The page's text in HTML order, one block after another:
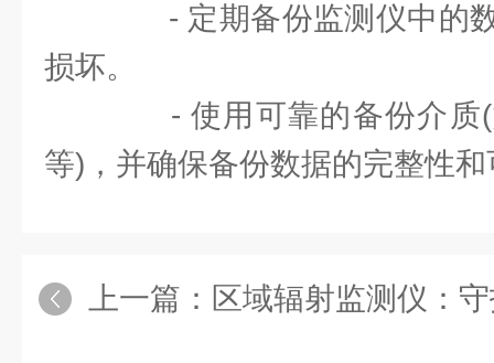
- 定期备份监测仪中的数
损坏。
- 使用可靠的备份介质(
等)，并确保备份数据的完整性
上一篇： 区域辐射监测仪：守护